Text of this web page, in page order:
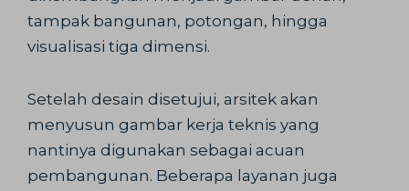
tampak bangunan, potongan, hingga
visualisasi tiga dimensi.
Setelah desain disetujui, arsitek akan
menyusun gambar kerja teknis yang
nantinya digunakan sebagai acuan
pembangunan. Beberapa layanan juga